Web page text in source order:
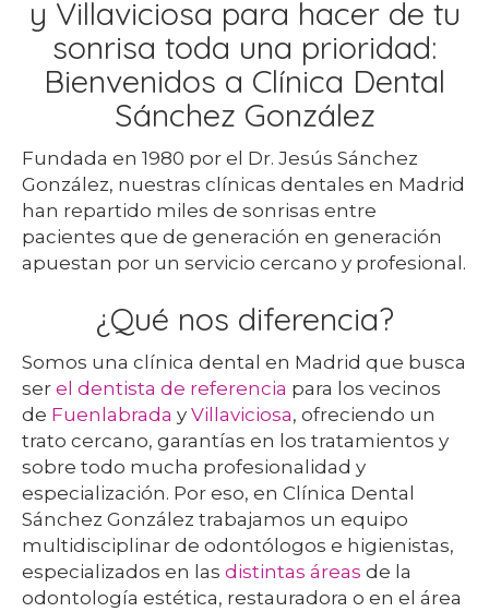
y Villaviciosa para hacer de tu
sonrisa toda una prioridad:
Bienvenidos a Clínica Dental
Sánchez González
Fundada en 1980 por el Dr. Jesús Sánchez
González, nuestras clínicas dentales en Madrid
han repartido miles de sonrisas entre
pacientes que de generación en generación
apuestan por un servicio cercano y profesional.
¿Qué nos diferencia?
Somos una clínica dental en Madrid que busca
ser el dentista de referencia para los vecinos
de Fuenlabrada y Villaviciosa, ofreciendo un
trato cercano, garantías en los tratamientos y
sobre todo mucha profesionalidad y
especialización. Por eso, en Clínica Dental
Sánchez González trabajamos un equipo
multidisciplinar de odontólogos e higienistas,
especializados en las distintas áreas de la
odontología estética, restauradora o en el área